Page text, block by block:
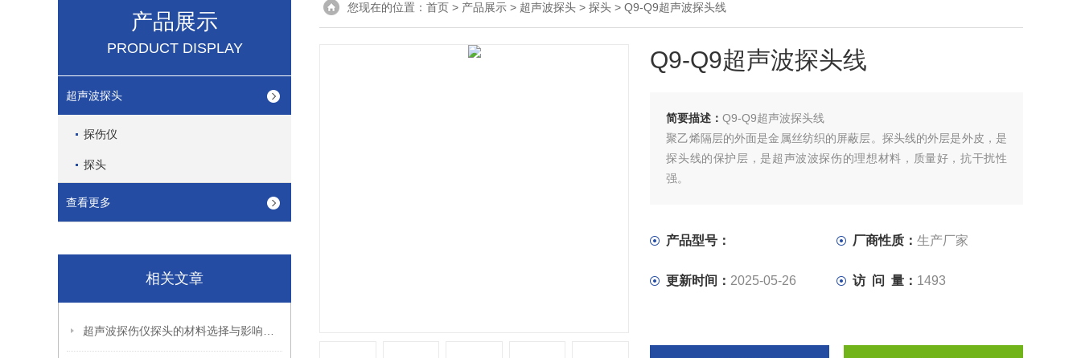
产品展示
PRODUCT DISPLAY
超声波探头
探伤仪
探头
查看更多
相关文章
您现在的位置： 首页 > 产品展示 > 超声波探头 > 探头 > Q9-Q9超声波探头线
Q9-Q9超声波探头线
简要描述：Q9-Q9超声波探头线
聚乙烯隔层的外面是金属丝纺织的屏蔽层。探头线的外层是外皮，是
探头线的保护层，是超声波波探伤的理想材料，质量好，抗干扰性
强。
产品型号： 厂商性质：生产厂家
更新时间： 2025-05-26 访 问 量： 1493